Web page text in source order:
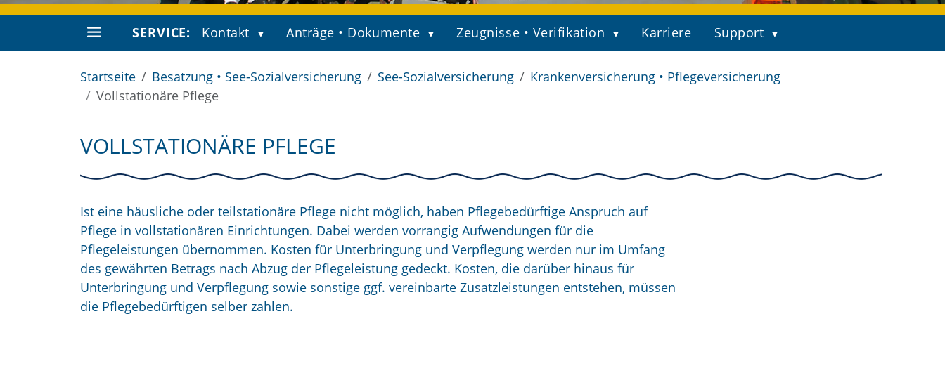
SERVICE: Kontakt Anträge • Dokumente Zeugnisse • Verifikation Karriere Support
Startseite Besatzung • See-Sozialversicherung See-Sozialversicherung
Krankenversicherung • Pflegeversicherung
Vollstationäre Pflege
VOLLSTATIONÄRE PFLEGE
Ist eine häusliche oder teilstationäre Pflege nicht möglich, haben Pflegebedürftige Anspruch auf
Pflege in vollstationären Einrichtungen. Dabei werden vorrangig Aufwendungen für die
Pflegeleistungen übernommen. Kosten für Unterbringung und Verpflegung werden nur im Umfang
des gewährten Betrags nach Abzug der Pflegeleistung gedeckt. Kosten, die darüber hinaus für
Unterbringung und Verpflegung sowie sonstige ggf. vereinbarte Zusatzleistungen entstehen, müssen
die Pflegebedürftigen selber zahlen.